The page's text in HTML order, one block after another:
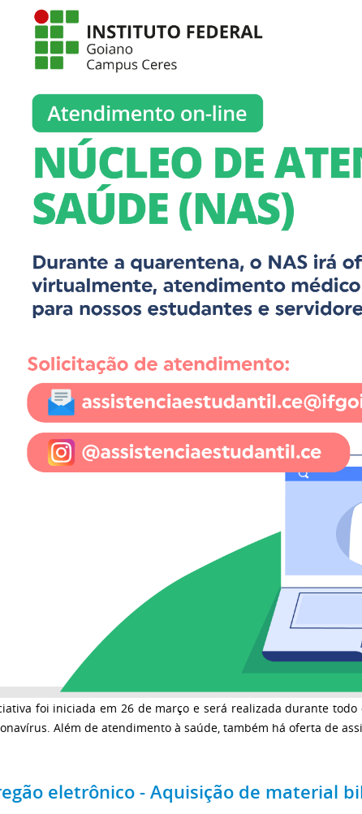
foi iniciada em 26 de março e será realizada durante
Além de atendimento à saúde, também há oferta de
eletrônico - Aquisição de material